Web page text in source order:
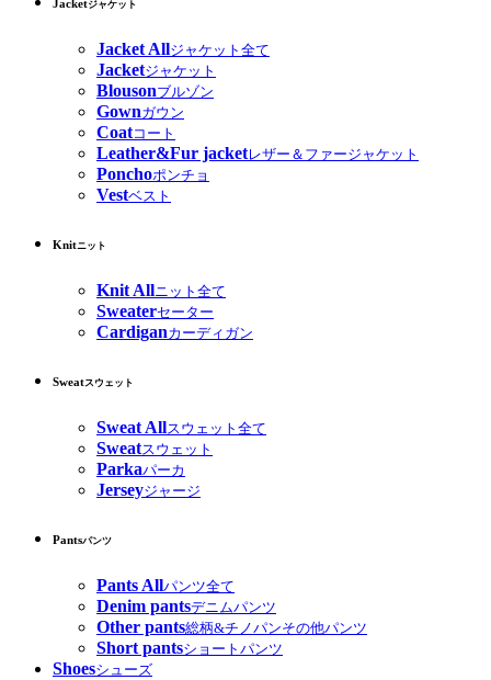
Jacketジャケット
Jacket Allジャケット全て
Jacketジャケット
Blousonブルゾン
Gownガウン
Coatコート
Leather&Fur jacketレザー＆ファージャケット
Ponchoポンチョ
Vestベスト
Knitニット
Knit Allニット全て
Sweaterセーター
Cardiganカーディガン
Sweatスウェット
Sweat Allスウェット全て
Sweatスウェット
Parkaパーカ
Jerseyジャージ
Pantsパンツ
Pants Allパンツ全て
Denim pantsデニムパンツ
Other pants総柄&チノパンその他パンツ
Short pantsショートパンツ
Shoesシューズ